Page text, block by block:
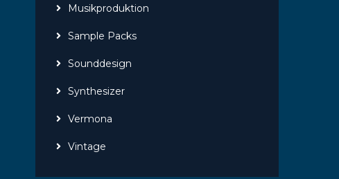
Musikproduktion
Sample Packs
Sounddesign
Synthesizer
Vermona
Vintage